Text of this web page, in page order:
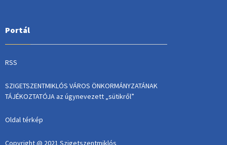
Portál
RSS
SZIGETSZENTMIKLÓS VÁROS ÖNKORMÁNYZATÁNAK
TÁJÉKOZTATÓJA az úgynevezett „sütikről”
Oldal térkép
Copyright @ 2021 Szigetszentmiklós